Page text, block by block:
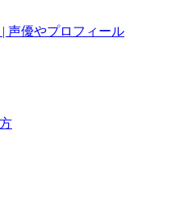
声優やプロフィール